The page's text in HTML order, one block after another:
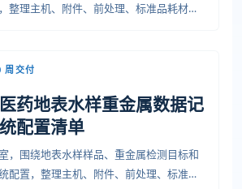
整理主机、附件、前处理、标准品耗材、
周交付
药地表水样重金属数据记
配置清单
，围绕地表水样样品、重金属检测目标和
配置，整理主机、附件、前处理、标准品